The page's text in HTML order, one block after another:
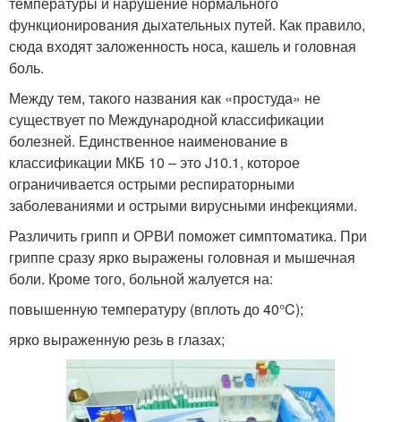
функционирования дыхательных путей. Как правило,
сюда входят заложенность носа, кашель и головная
боль.
Между тем, такого названия как «простуда» не
существует по Международной классификации
болезней. Единственное наименование в
классификации МКБ 10 – это J10.1, которое
ограничивается острыми респираторными
заболеваниями и острыми вирусными инфекциями.
Различить грипп и ОРВИ поможет симптоматика. При
гриппе сразу ярко выражены головная и мышечная
боли. Кроме того, больной жалуется на:
повышенную температуру (вплоть до 40°C);
ярко выраженную резь в глазах;